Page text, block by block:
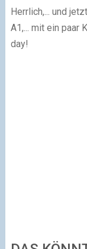
Herrlich,... und
A1,... mit ein paar
day!